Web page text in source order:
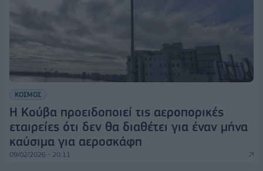
ΚΟΣΜΟΣ
Η Κούβα προειδοποιεί τις αεροπορικές
εταιρείες ότι δεν θα διαθέτει για έναν μήνα
καύσιμα για αεροσκάφη
09/02/2026 - 20:11